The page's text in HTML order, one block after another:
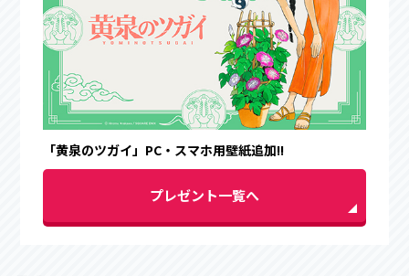
「黄泉のツガイ」PC・スマホ用壁紙追加!!
プレゼント一覧へ